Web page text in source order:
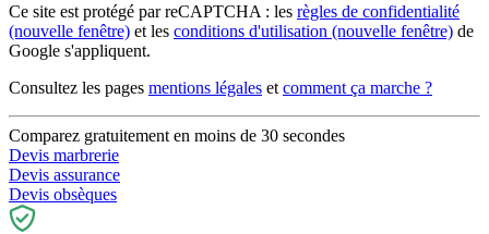
Ce site est protégé par reCAPTCHA : les règles de confidentialité
(nouvelle fenêtre) et les conditions d'utilisation (nouvelle fenêtre) de
Google s'appliquent.
Consultez les pages mentions légales et comment ça marche ?
Comparez gratuitement en moins de 30 secondes
Devis marbrerie
Devis assurance
Devis obsèques